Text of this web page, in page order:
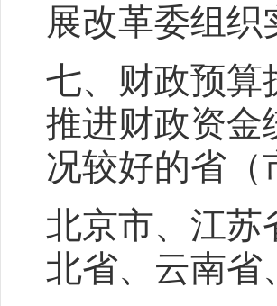
展改革委组织
七、财政预算
推进财政资金
况较好的省（
北京市、江苏
北省、云南省